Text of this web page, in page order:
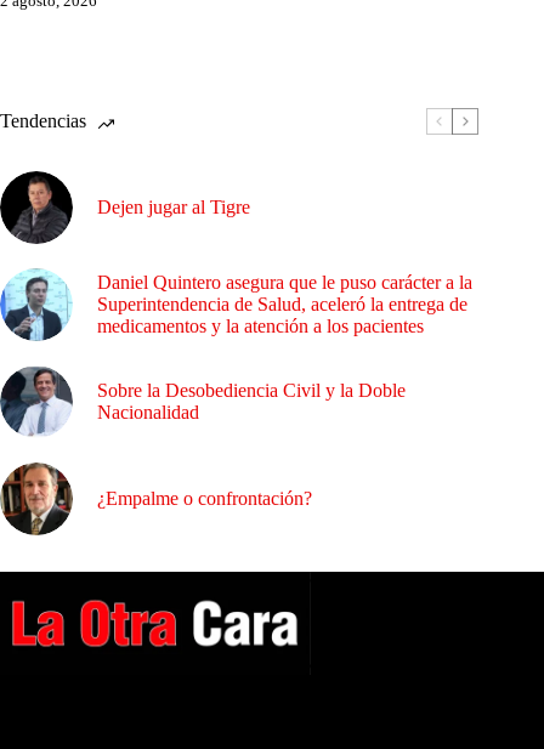
Tendencias
Dejen jugar al Tigre
Daniel Quintero asegura que le puso carácter a la
Superintendencia de Salud, aceleró la entrega de
medicamentos y la atención a los pacientes
Sobre la Desobediencia Civil y la Doble
Nacionalidad
¿Empalme o confrontación?